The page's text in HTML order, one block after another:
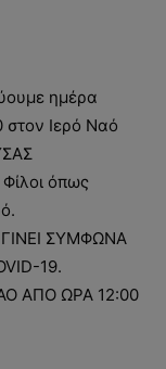
ημέρα
Ιερό Ναό
όπως
ΣΥΜΦΩΝΑ
19.
ΑΠΟ ΩΡΑ 12:00